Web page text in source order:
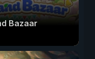
Bazaar